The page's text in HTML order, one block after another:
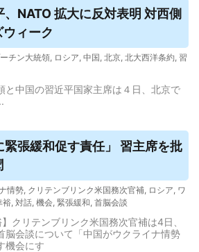
NATO 拡大に反対表明 対西側
ィーク
チン大統領, ロシア, 中国, 北京, 北大西洋条約, 習
と中国の習近平国家主席は４日、北京で
緊張緩和促す責任」 習主席を批
情勢, クリテンブリンク米国務次官補, ロシア, ワ
裕, 対話, 機会, 緊張緩和, 首脳会談
クリテンブリンク米国務次官補は4日、
脳会談について「中国がウクライナ情勢
機会にす